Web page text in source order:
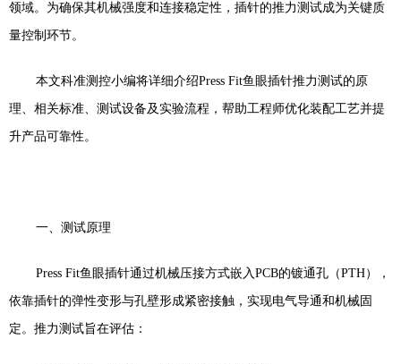
领域。为确保其机械强度和连接稳定性，插针的推力测试成为关键质
量控制环节。
本文科准测控小编将详细介绍Press Fit鱼眼插针推力测试的原
理、相关标准、测试设备及实验流程，帮助工程师优化装配工艺并提
升产品可靠性。
一、测试原理
Press Fit鱼眼插针通过机械压接方式嵌入PCB的镀通孔（PTH），
依靠插针的弹性变形与孔壁形成紧密接触，实现电气导通和机械固
定。推力测试旨在评估：